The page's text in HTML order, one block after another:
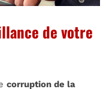
de votre
corruption de la